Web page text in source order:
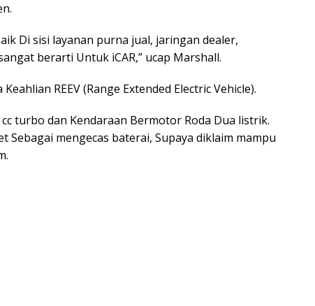
Di sisi layanan purna jual, jaringan dealer,
berarti Untuk iCAR,” ucap Marshall.
REEV (Range Extended Electric Vehicle).
turbo dan Kendaraan Bermotor Roda Dua listrik.
Sebagai mengecas baterai, Supaya diklaim mampu